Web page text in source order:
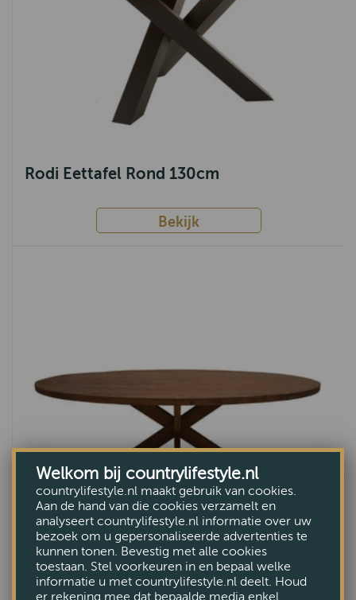
Rodi Eettafel Rond 130cm
Bekijk
Eetkamertafel Rodi
Welkom bij countrylifestyle.nl
countrylifestyle.nl maakt gebruik van cookies.
Aan de hand van die cookies verzamelt en
analyseert countrylifestyle.nl informatie over uw
bezoek om u gepersonaliseerde advertenties te
kunnen tonen. Bevestig met alle cookies
toestaan. Stel voorkeuren in en bepaal welke
informatie u met countrylifestyle.nl deelt. Houd
er rekening mee dat bepaalde media enkel